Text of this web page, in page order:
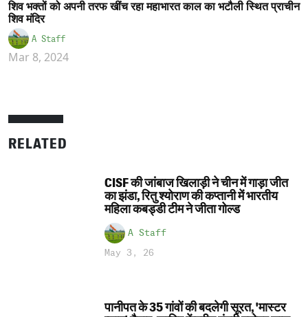
शिव भक्तों को अपनी तरफ खींच रहा महाभारत काल का भटौली स्थित प्राचीन
शिव मंदिर
A Staff
Mar 8, 2024
RELATED
CISF की जांबाज खिलाड़ी ने चीन में गाड़ा जीत
का झंडा, रितु श्योराण की कप्तानी में भारतीय
महिला कबड्डी टीम ने जीता गोल्ड
A Staff
May 3, 26
पानीपत के 35 गांवों की बदलेगी सूरत, 'मास्टर